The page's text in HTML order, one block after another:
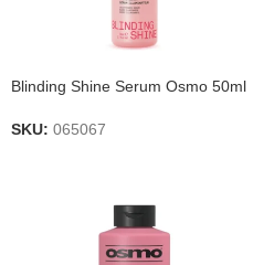
Blinding Shine Serum Osmo 50ml
SKU: 065067